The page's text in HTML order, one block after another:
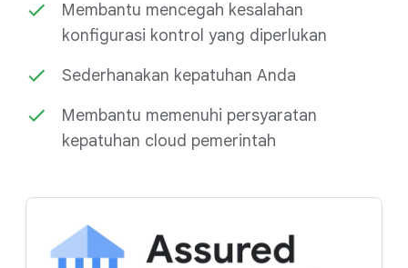
Membantu mencegah kesalahan
konfigurasi kontrol yang diperlukan
Sederhanakan kepatuhan Anda
Membantu memenuhi persyaratan
kepatuhan cloud pemerintah